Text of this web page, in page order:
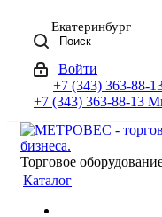
Екатеринбург
Поиск
Войти
+7 (343) 363-88-
+7 (343) 363-88-13
Торговое
Каталог